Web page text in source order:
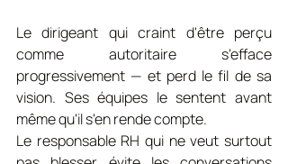
Le dirigeant qui craint d'être perçu
comme autoritaire s'efface
progressivement — et perd le fil de sa
vision. Ses équipes le sentent avant
même qu'il s'en rende compte.
Le responsable RH qui ne veut surtout